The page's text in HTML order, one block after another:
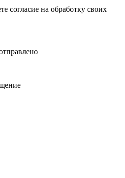
согласие на обработку своих